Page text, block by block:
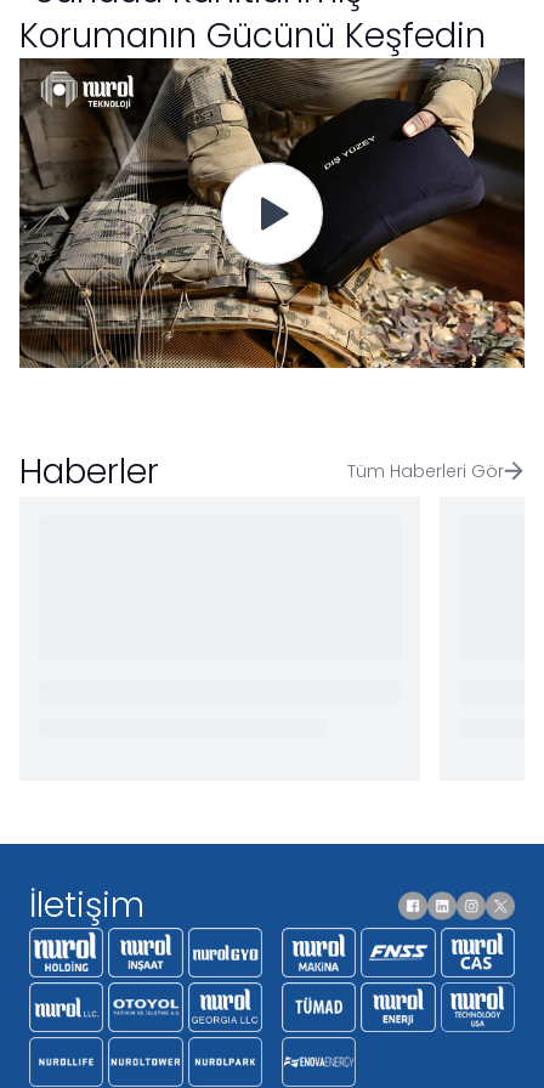
Korumanın Gücünü Keşfedin
Haberler Tüm Haberleri Gör
İletişim